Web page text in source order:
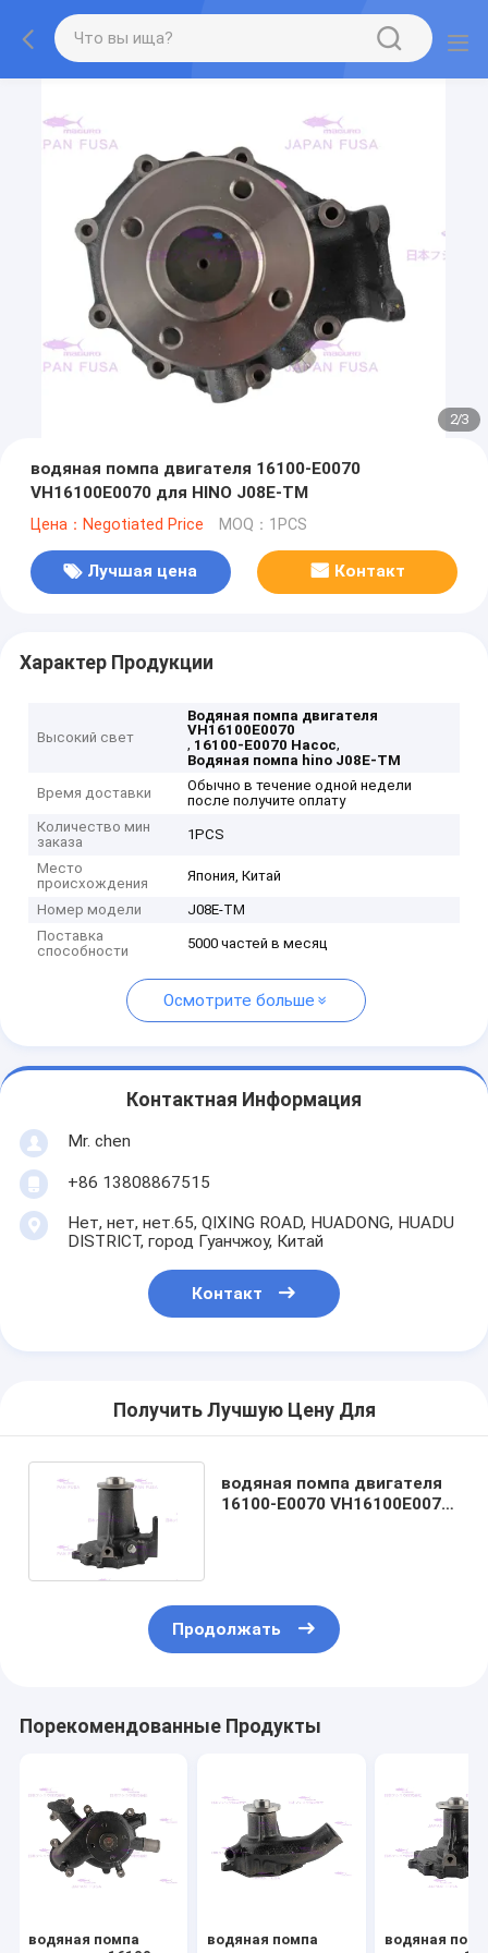
2/3
водяная помпа двигателя 16100-E0070
VH16100E0070 для HINO J08E-TM
Цена：Negotiated Price MOQ：1PCS
Лучшая цена Контакт
Характер Продукции
Высокий свет
Водяная помпа двигателя
VH16100E0070
, 16100-E0070 Насос,
Водяная помпа hino J08E-TM
Время доставки
Обычно в течение одной недели
после получите оплату
Количество мин
заказа
1PCS
Место
происхождения
Япония, Китай
Номер модели
J08E-TM
Поставка
способности
5000 частей в месяц
Осмотрите больше
Контактная Информация
Mr. chen
+86 13808867515
Нет, нет, нет.65, QIXING ROAD, HUADONG, HUADU
DISTRICT, город Гуанчжоу, Китай
Контакт
Получить Лучшую Цену Для
водяная помпа двигателя
16100-E0070 VH16100E0070
Продолжать
Порекомендованные Продукты
водяная помпа
водяная помпа
водяная